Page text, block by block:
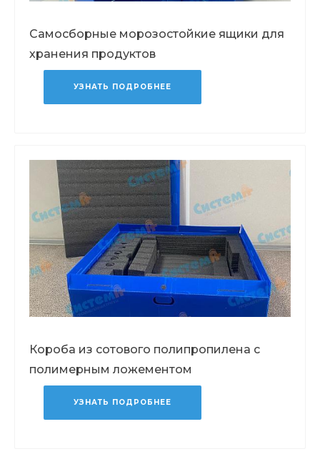
Самосборные морозостойкие ящики для
хранения продуктов
УЗНАТЬ ПОДРОБНЕЕ
Короба из сотового полипропилена с
полимерным ложементом
УЗНАТЬ ПОДРОБНЕЕ